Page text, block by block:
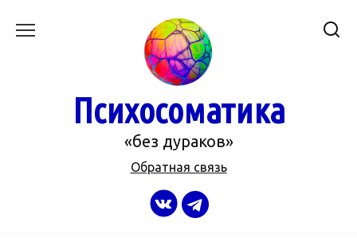
Психосоматика
«без дураков»
Обратная связь